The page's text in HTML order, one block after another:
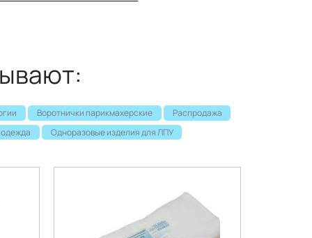
.Состав: Диатомовая
Ламинария,
Воротнички парикмахерские
Распродажа
Одноразовые изделия для ЛПУ